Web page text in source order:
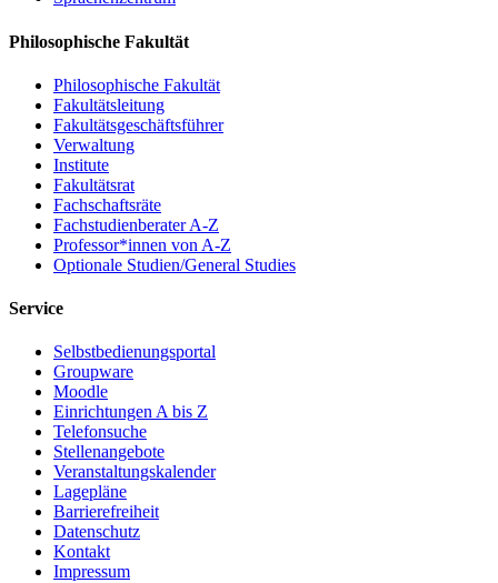
Philosophische Fakultät
Philosophische Fakultät
Fakultätsleitung
Fakultätsgeschäftsführer
Verwaltung
Institute
Fakultätsrat
Fachschaftsräte
Fachstudienberater A-Z
Professor*innen von A-Z
Optionale Studien/General Studies
Service
Selbstbedienungsportal
Groupware
Moodle
Einrichtungen A bis Z
Telefonsuche
Stellenangebote
Veranstaltungskalender
Lagepläne
Barrierefreiheit
Datenschutz
Kontakt
Impressum